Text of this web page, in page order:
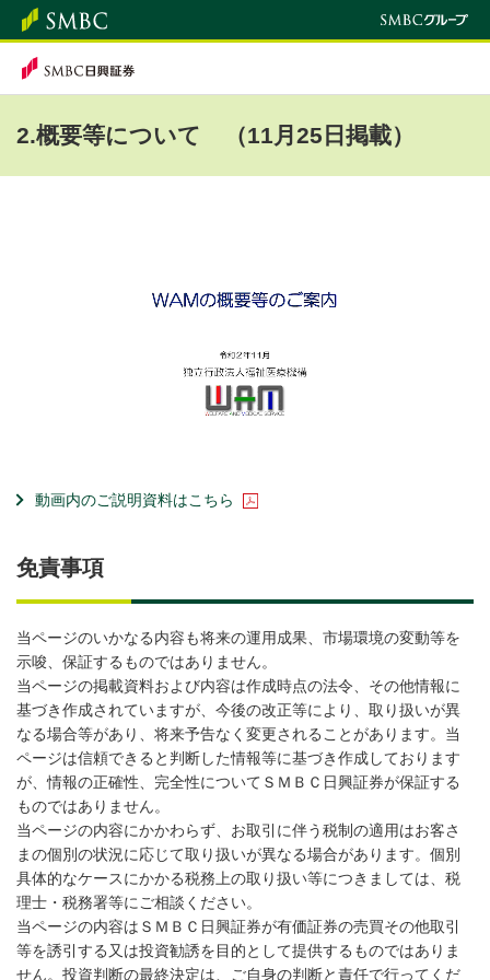
2.概要等について （11月25日掲載）
動画内のご説明資料はこちら
免責事項
当ページのいかなる内容も将来の運用成果、市場環境の変動等を
示唆、保証するものではありません。
当ページの掲載資料および内容は作成時点の法令、その他情報に
基づき作成されていますが、今後の改正等により、取り扱いが異
なる場合等があり、将来予告なく変更されることがあります。当
ページは信頼できると判断した情報等に基づき作成しております
が、情報の正確性、完全性についてＳＭＢＣ日興証券が保証する
ものではありません。
当ページの内容にかかわらず、お取引に伴う税制の適用はお客さ
まの個別の状況に応じて取り扱いが異なる場合があります。個別
具体的なケースにかかる税務上の取り扱い等につきましては、税
理士・税務署等にご相談ください。
当ページの内容はＳＭＢＣ日興証券が有価証券の売買その他取引
等を誘引する又は投資勧誘を目的として提供するものではありま
せん。投資判断の最終決定は、ご自身の判断と責任で行ってくだ